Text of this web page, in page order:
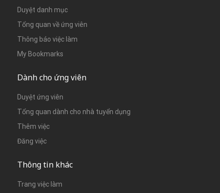
Duyệt danh mục
Tổng quan về ứng viên
Thông báo việc làm
My Bookmarks
Dành cho ứng viên
Duyệt ứng viên
Tổng quan dành cho nhà tuyển dụng
Thêm việc
Đăng việc
Thông tin khác
Trang việc làm